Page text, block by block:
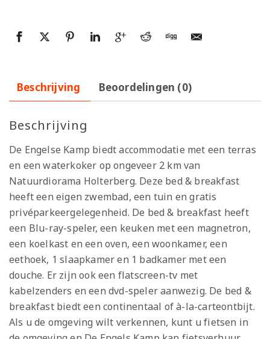
Beschrijving Beoordelingen (0)
Beschrijving
De Engelse Kamp biedt accommodatie met een terras
en een waterkoker op ongeveer 2 km van
Natuurdiorama Holterberg. Deze bed & breakfast
heeft een eigen zwembad, een tuin en gratis
privéparkeergelegenheid. De bed & breakfast heeft
een Blu-ray-speler, een keuken met een magnetron,
een koelkast en een oven, een woonkamer, een
eethoek, 1 slaapkamer en 1 badkamer met een
douche. Er zijn ook een flatscreen-tv met
kabelzenders en een dvd-speler aanwezig. De bed &
breakfast biedt een continentaal of à-la-carteontbijt.
Als u de omgeving wilt verkennen, kunt u fietsen in